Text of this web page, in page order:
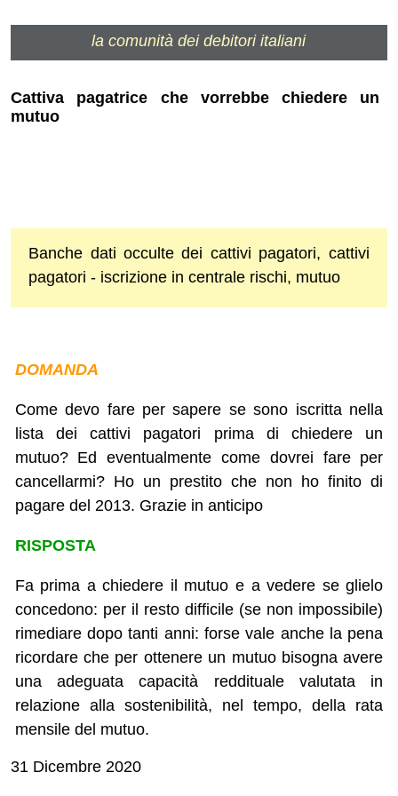
la comunità dei debitori italiani
Cattiva pagatrice che vorrebbe chiedere un
mutuo
Banche dati occulte dei cattivi pagatori, cattivi
pagatori - iscrizione in centrale rischi, mutuo
DOMANDA
Come devo fare per sapere se sono iscritta nella
lista dei cattivi pagatori prima di chiedere un
mutuo? Ed eventualmente come dovrei fare per
cancellarmi? Ho un prestito che non ho finito di
pagare del 2013. Grazie in anticipo
RISPOSTA
Fa prima a chiedere il mutuo e a vedere se glielo
concedono: per il resto difficile (se non impossibile)
rimediare dopo tanti anni: forse vale anche la pena
ricordare che per ottenere un mutuo bisogna avere
una adeguata capacità reddituale valutata in
relazione alla sostenibilità, nel tempo, della rata
mensile del mutuo.
31 Dicembre 2020